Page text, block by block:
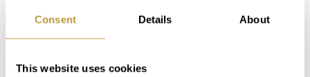
Consent Details About
This website uses cookies